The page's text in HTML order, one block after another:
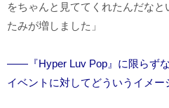
をちゃんと見ててくれたんだな
たみが増しました」
――『Hyper Luv Pop』に限らず
イベントに対してどういうイメー